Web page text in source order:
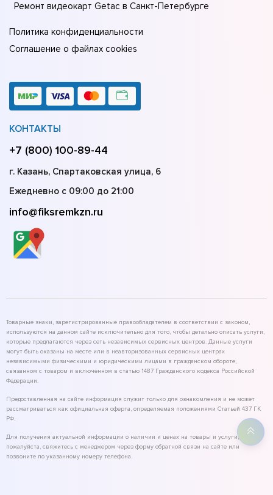
Ремонт видеокарт Getac в Санкт-Петербурге
Политика конфиденциальности
Соглашение о файлах cookies
КОНТАКТЫ
+7 (800) 100-89-44
г. Казань, Спартаковская улица, 6
Ежедневно с 09:00 до 21:00
info@fiksremkzn.ru
Товарные знаки, зарегистрированные правообладателем в соответствии с законом,
используются на данном сайте исключительно для того, чтобы детально описать услуги,
которые предлагаются через сеть независимых сервисных центров. Данные услуги
могут быть оказаны на месте или в неавторизованных сервисных центрах
независимыми физическими и юридическими лицами в гражданском обороте,
связанном с товаром и включенном в статью 1487 Гражданского кодекса Российской
Федерации.
Предоставленная на сайте информация служит только для ознакомления и не может
рассматриваться как официальная оферта, определяемая положениями Статьей 437 ГК
РФ.
Для получения актуальной информации о наличии и ценах на товары и услуги,
пожалуйста, свяжитесь с менеджером через форму обратной связи на сайте или
позвоните по указанному номеру телефона.